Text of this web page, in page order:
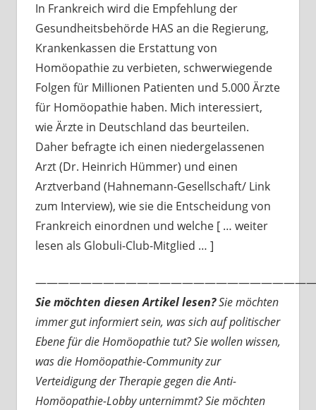
In Frankreich wird die Empfehlung der
Gesundheitsbehörde HAS an die Regierung,
Krankenkassen die Erstattung von
Homöopathie zu verbieten, schwerwiegende
Folgen für Millionen Patienten und 5.000 Ärzte
für Homöopathie haben. Mich interessiert,
wie Ärzte in Deutschland das beurteilen.
Daher befragte ich einen niedergelassenen
Arzt (Dr. Heinrich Hümmer) und einen
Arztverband (Hahnemann-Gesellschaft/ Link
zum Interview), wie sie die Entscheidung von
Frankreich einordnen und welche [ … weiter
lesen als Globuli-Club-Mitglied … ]
Sie möchten diesen Artikel lesen?Sie möchten
immer gut informiert sein, was sich auf politischer
Ebene für die Homöopathie tut? Sie wollen wissen,
was die Homöopathie-Community zur
Verteidigung der Therapie gegen die Anti-
Homöopathie-Lobby unternimmt? Sie möchten